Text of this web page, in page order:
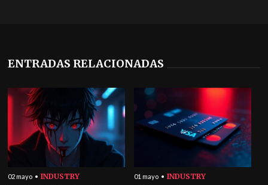
ENTRADAS RELACIONADAS
02 mayo INDUSTRY 01 mayo INDUSTRY